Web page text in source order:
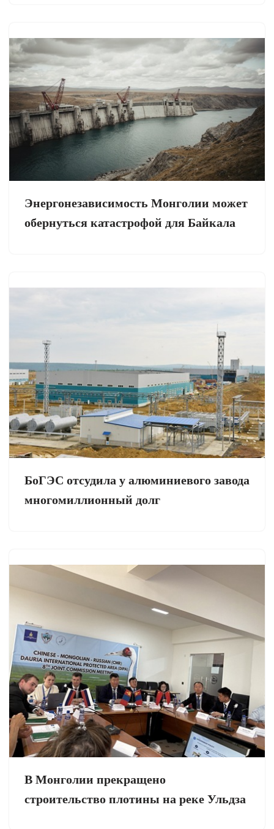
Энергонезависимость Монголии может
обернуться катастрофой для Байкала
БоГЭС отсудила у алюминиевого завода
многомиллионный долг
В Монголии прекращено
строительство плотины на реке Ульдза